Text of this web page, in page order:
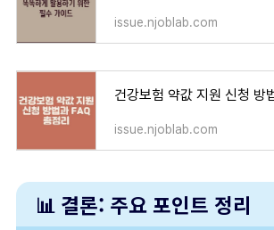
issue.njoblab.com
건강보험 약값 지원 신청 방
issue.njoblab.com
📊 결론: 주요 포인트 정리